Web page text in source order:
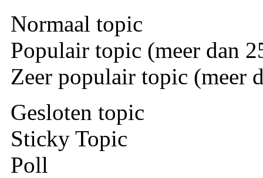
Normaal topic
Populair topic (meer dan
Zeer populair topic (meer
Gesloten topic
Sticky Topic
Poll